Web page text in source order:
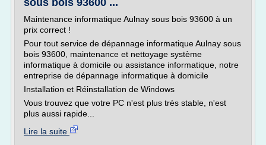
sous bois 93600 ...
Maintenance informatique Aulnay sous bois 93600 à un
prix correct !
Pour tout service de dépannage informatique Aulnay sous
bois 93600, maintenance et nettoyage système
informatique à domicile ou assistance informatique, notre
entreprise de dépannage informatique à domicile
Installation et Réinstallation de Windows
Vous trouvez que votre PC n'est plus très stable, n'est
plus aussi rapide...
Lire la suite